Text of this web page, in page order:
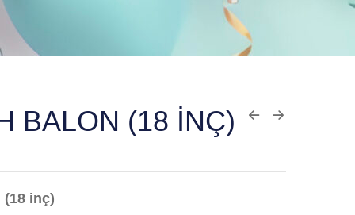
BALON (18 INÇ)
inç)